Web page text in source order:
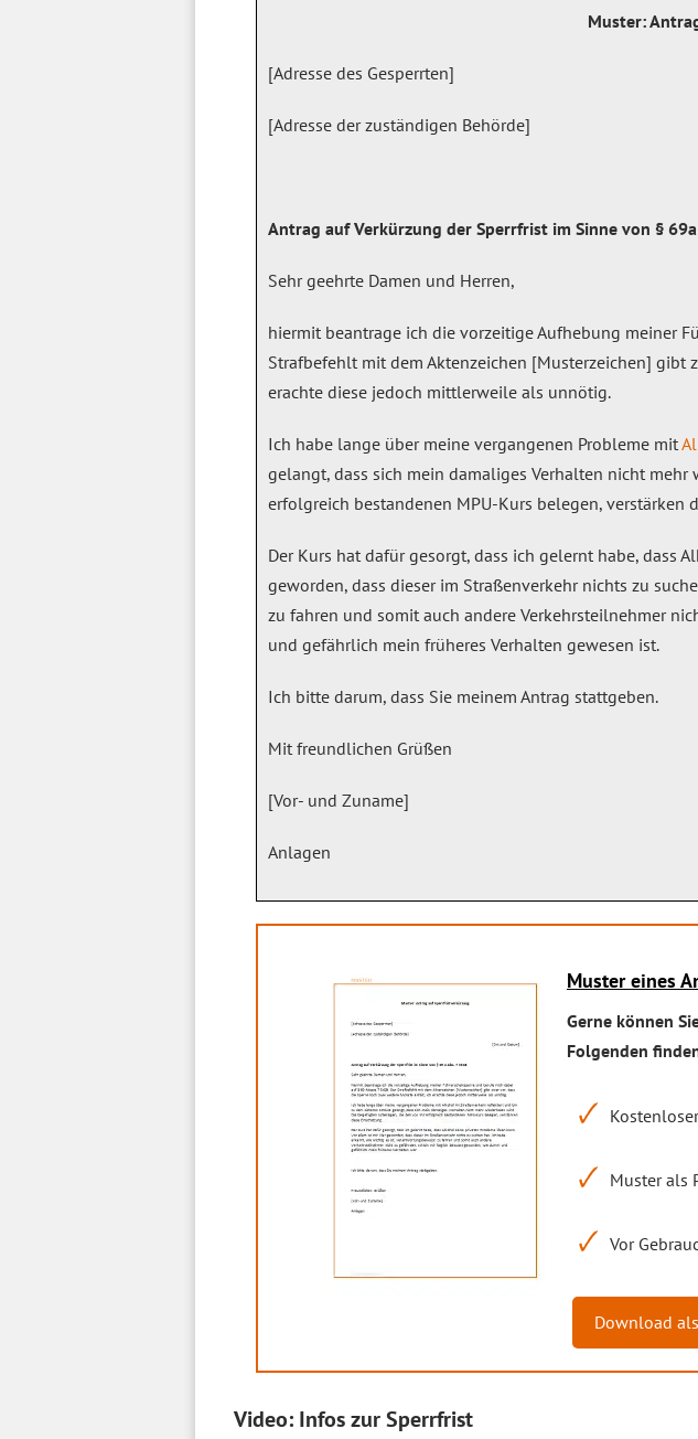
Muster:
[Adresse des Gesperrten]
[Adresse der zuständigen Behörde]
Antrag auf Verkürzung der Sperrfrist im Sinne von § 69a
Sehr geehrte Damen und Herren,
hiermit beantrage ich die vorzeitige Aufhebung meiner
Strafbefehlt mit dem Aktenzeichen [Musterzeichen] gibt
erachte diese jedoch mittlerweile als unnötig.
Ich habe lange über meine vergangenen Probleme mit
gelangt, dass sich mein damaliges Verhalten nicht
erfolgreich bestandenen MPU-Kurs belegen, verstärken
Der Kurs hat dafür gesorgt, dass ich gelernt habe, dass
geworden, dass dieser im Straßenverkehr nichts zu
zu fahren und somit auch andere Verkehrsteilnehmer
und gefährlich mein früheres Verhalten gewesen ist.
Ich bitte darum, dass Sie meinem Antrag stattgeben.
Mit freundlichen Grüßen
[Vor- und Zuname]
Anlagen
Muster eines
Gerne können
Folgenden
Muster als
Vor
Download
Video: Infos zur Sperrfrist